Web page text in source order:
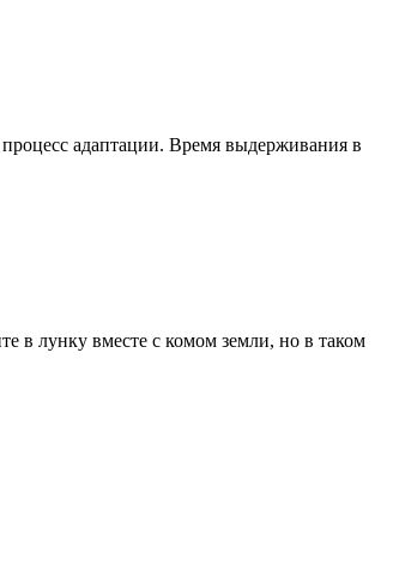
адаптации. Время выдерживания в
в лунку вместе с комом земли, но в таком